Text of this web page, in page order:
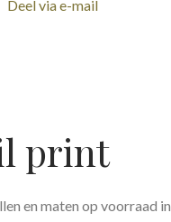
Deel via e-mail
print
en maten op voorraad in